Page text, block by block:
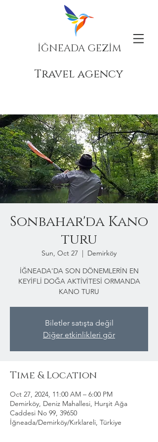
İĞNEADA GEZİM
Travel agency
Sonbahar'da Kano
turu
Sun, Oct 27
  |
Demirköy
İĞNEADA'DA SON DÖNEMLERİN EN
KEYİFLİ DOĞA AKTİVİTESİ ORMANDA
KANO TURU
Biletler satışta değil
Diğer etkinlikleri gör
Time & Location
Oct 27, 2024, 11:00 AM – 6:00 PM
Demirköy, Deniz Mahallesi, Hurşit Ağa
Caddesi No 99, 39650
İğneada/Demirköy/Kırklareli, Türkiye